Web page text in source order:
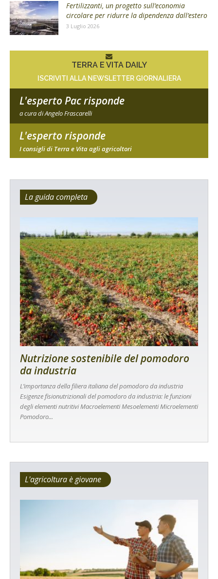
Fertilizzanti, un progetto sull’economia
circolare per ridurre la dipendenza dall’estero
3 Luglio 2026
TERRA E VITA DAILY
ISCRIVITI ALLA NEWSLETTER GIORNALIERA
L'esperto Pac risponde
a cura di Angelo Frascarelli
L'esperto risponde
I consigli di Terra e Vita agli agricoltori
La guida completa
Nutrizione sostenibile del pomodoro
da industria
L’importanza della filiera italiana del pomodoro da industria
Esigenze fisionutrizionali del pomodoro da industria: le funzioni
degli elementi nutritivi Macroelementi Mesoelementi Microelementi
Pomodoro...
L'agricoltura è giovane